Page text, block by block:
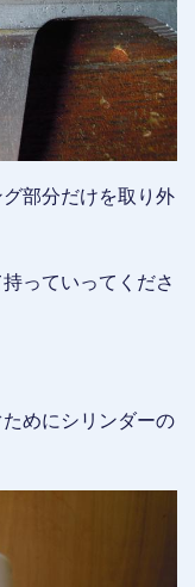
部分だけを取り外
っていってくださ
めにシリンダーの